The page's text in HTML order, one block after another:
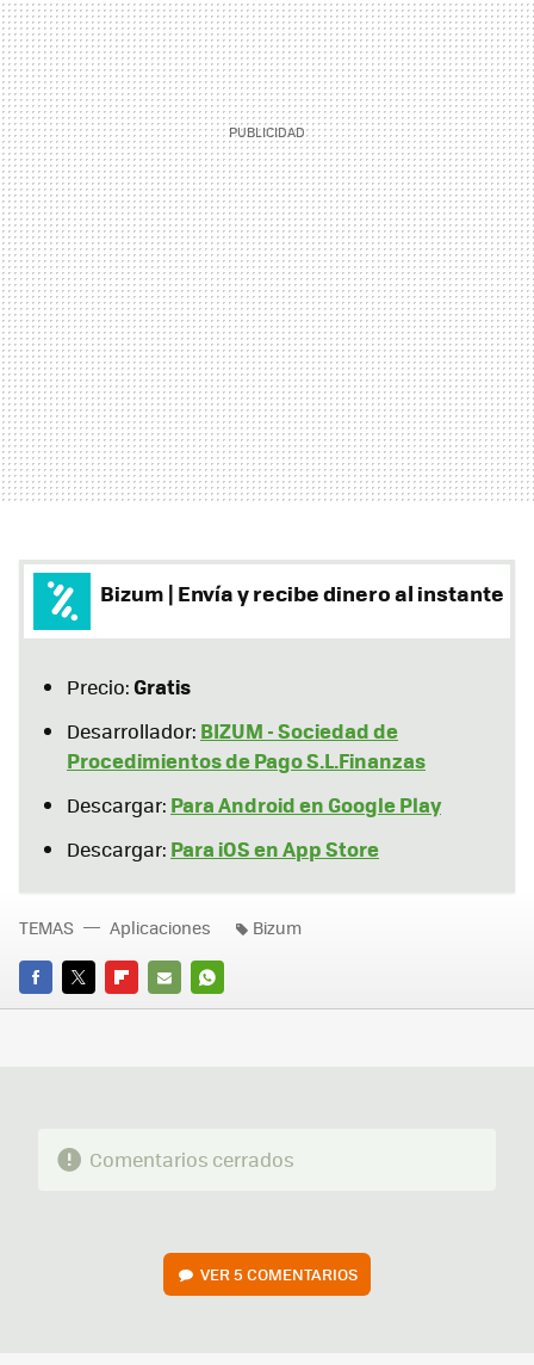
Bizum | Envía y recibe dinero al instante
Precio:Gratis
Desarrollador: BIZUM - Sociedad de
Procedimientos de Pago S.L.Finanzas
Descargar: Para Android en Google Play
Descargar: Para iOS en App Store
FACEBOOK
TWITTERFLIPBOARD
E-
WHATSAPP
TEMAS Aplicaciones Bizum
Comentarios cerrados
VER5 COMENTARIOS